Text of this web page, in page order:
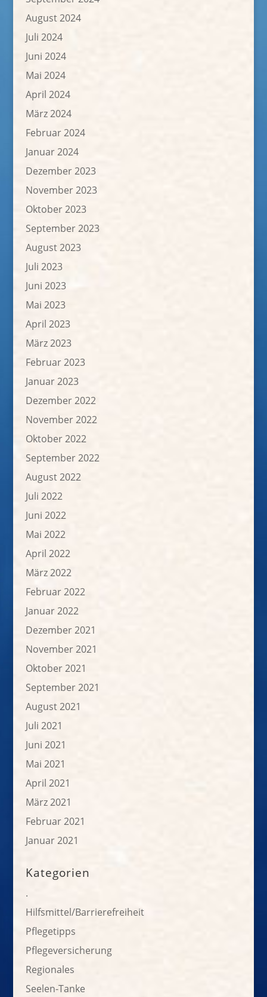
August 2024
Juli 2024
Juni 2024
Mai 2024
April 2024
März 2024
Februar 2024
Januar 2024
Dezember 2023
November 2023
Oktober 2023
September 2023
August 2023
Juli 2023
Juni 2023
Mai 2023
April 2023
März 2023
Februar 2023
Januar 2023
Dezember 2022
November 2022
Oktober 2022
September 2022
August 2022
Juli 2022
Juni 2022
Mai 2022
April 2022
März 2022
Februar 2022
Januar 2022
Dezember 2021
November 2021
Oktober 2021
September 2021
August 2021
Juli 2021
Juni 2021
Mai 2021
April 2021
März 2021
Februar 2021
Januar 2021
Kategorien
.
Hilfsmittel/Barrierefreiheit
Pflegetipps
Pflegeversicherung
Regionales
Seelen-Tanke